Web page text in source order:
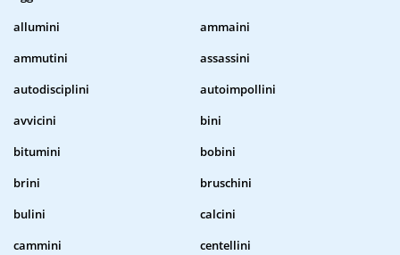
allumini
ammaini
ammutini
assassini
autodisciplini
autoimpollini
avvicini
bini
bitumini
bobini
brini
bruschini
bulini
calcini
cammini
centellini